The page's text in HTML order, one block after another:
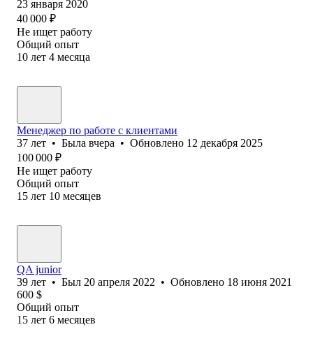
23 января 2020
40 000 ₽
Не ищет работу
Общий опыт
10 лет 4 месяца
Менеджер по работе с клиентами
37 лет • Была вчера • Обновлено 12 декабря 2025
100 000 ₽
Не ищет работу
Общий опыт
15 лет 10 месяцев
QA junior
39 лет • Был 20 апреля 2022 • Обновлено 18 июня 2021
600 $
Общий опыт
15 лет 6 месяцев